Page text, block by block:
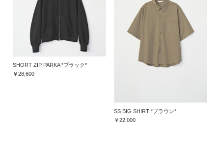
SHORT ZIP PARKA *ブラック*
￥28,600
SS BIG SHIRT *ブラウン*
￥22,000